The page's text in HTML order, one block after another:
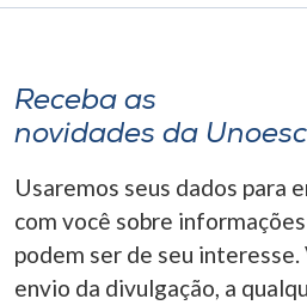
Receba as
novidades da Unoesc
Usaremos seus dados para
com você sobre
podem ser de seu interesse.
envio da divulgação, a